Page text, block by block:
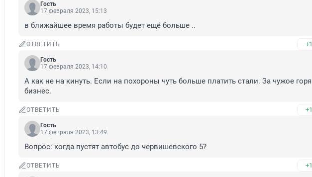
Гость
17 февраля 2023, 15:13
в ближайшее время работы будет ещё больше ..
ОТВЕТИТЬ +1
Гость
17 февраля 2023, 14:10
А как не на кинуть. Если на похороны чуть больше платить стали. За чужое горя
бизнес.
ОТВЕТИТЬ +1
Гость
17 февраля 2023, 13:49
Вопрос: когда пустят автобус до червишевского 5?
ОТВЕТИТЬ +1